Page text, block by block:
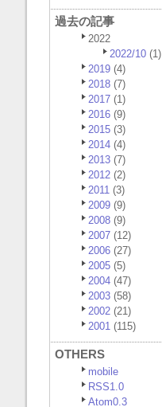
過去の記事
2022
2022/10(1)
2019(4)
2018(7)
2017(1)
2016(9)
2015(3)
2014(4)
2013(7)
2012(2)
2011 (3)
2009(9)
2008(9)
2007(12)
2006(27)
2005(5)
2004(47)
2003(58)
2002(21)
2001 (115)
OTHERS
mobile
RSS1.0
Atom0.3